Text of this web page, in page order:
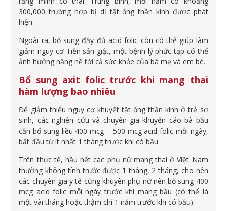
300,000 trường hợp bị dị tật ống thần kinh được phát
hiện.
Ngoài ra, bổ sung đầy đủ acid folic còn có thể giúp làm
giảm nguy cơ Tiền sản giật, một bệnh lý phức tạp có thể
ảnh hưởng nặng nề tới cả sức khỏe của bà mẹ và em bé.
Bổ sung axit folic trước khi mang thai
hàm lượng bao nhiêu
Để giảm thiểu nguy cơ khuyết tật ống thần kinh ở trẻ sơ
sinh, các nghiên cứu và chuyên gia khuyến cáo bà bầu
cần bổ sung liều 400 mcg – 500 mcg acid folic mỗi ngày,
bắt đầu từ ít nhất 1 tháng trước khi có bầu.
Trên thực tế, hầu hết các phụ nữ mang thai ở Việt Nam
thường không tính trước được 1 tháng, 2 tháng, cho nên
các chuyên gia y tế cũng khuyên phụ nữ nên bổ sung 400
mcg acid folic mỗi ngày trước khi mang bầu (có thể là
một vài tháng hoặc thậm chí 1 năm trước khi có bầu).